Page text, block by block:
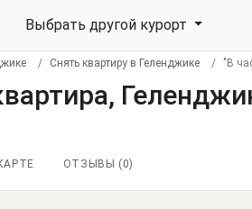
Выбрать другой курорт
Снять квартиру в Геленджике "В
ОТЗЫВЫ ( 0)